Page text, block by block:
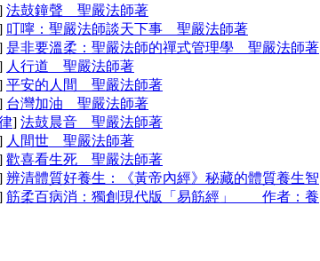
法鼓鐘聲 聖嚴法師著
叮嚀：聖嚴法師談天下事 聖嚴法師著
是非要溫柔：聖嚴法師的禪式管理學 聖嚴法師著
人行道 聖嚴法師著
平安的人間 聖嚴法師著
台灣加油 聖嚴法師著
] 法鼓晨音 聖嚴法師著
人間世 聖嚴法師著
歡喜看生死 聖嚴法師著
辨清體質好養生：《黃帝內經》秘藏的體質養生智
筋柔百病消：獨創現代版「易筋經」 作者：養